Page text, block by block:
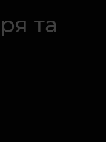
та